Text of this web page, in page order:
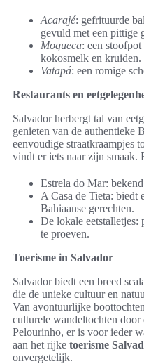
Acarajé: gefrituurde
gevuld met een pittige
Moqueca: een
kokosmelk en kruiden.
Vatapá: een romige
Restaurants en
Salvador herbergt tal van
genieten van de authentieke
eenvoudige straatkraampjes
vindt er iets naar zijn smaak.
Estrela do Mar:
A Casa de Tieta: biedt
Bahiaanse gerechten.
De lokale eetstalletjes:
te proeven.
Toerisme in Salvador
Salvador biedt een breed
die de unieke cultuur en
Van avontuurlijke
culturele wandeltochten door
Pelourinho, er is voor ieder
aan het rijke toerisme
onvergetelijk.